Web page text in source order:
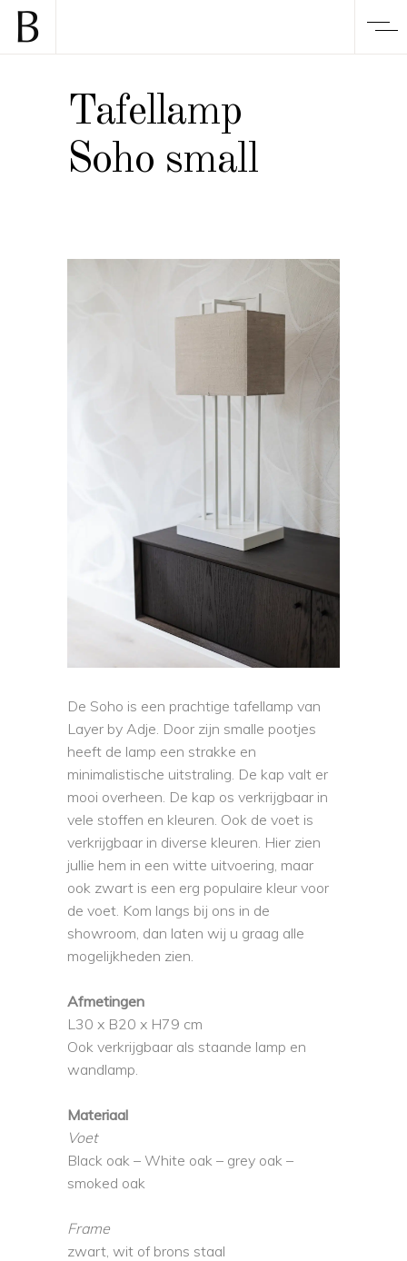
Tafellamp
Soho small
De Soho is een prachtige tafellamp van
Layer by Adje. Door zijn smalle pootjes
heeft de lamp een strakke en
minimalistische uitstraling. De kap valt er
mooi overheen. De kap os verkrijgbaar in
vele stoffen en kleuren. Ook de voet is
verkrijgbaar in diverse kleuren. Hier zien
jullie hem in een witte uitvoering, maar
ook zwart is een erg populaire kleur voor
de voet. Kom langs bij ons in de
showroom, dan laten wij u graag alle
mogelijkheden zien.
Afmetingen
L30 x B20 x H79 cm
Ook verkrijgbaar als staande lamp en
wandlamp.
Materiaal
Voet
Black oak – White oak – grey oak –
smoked oak
Frame
zwart, wit of brons staal